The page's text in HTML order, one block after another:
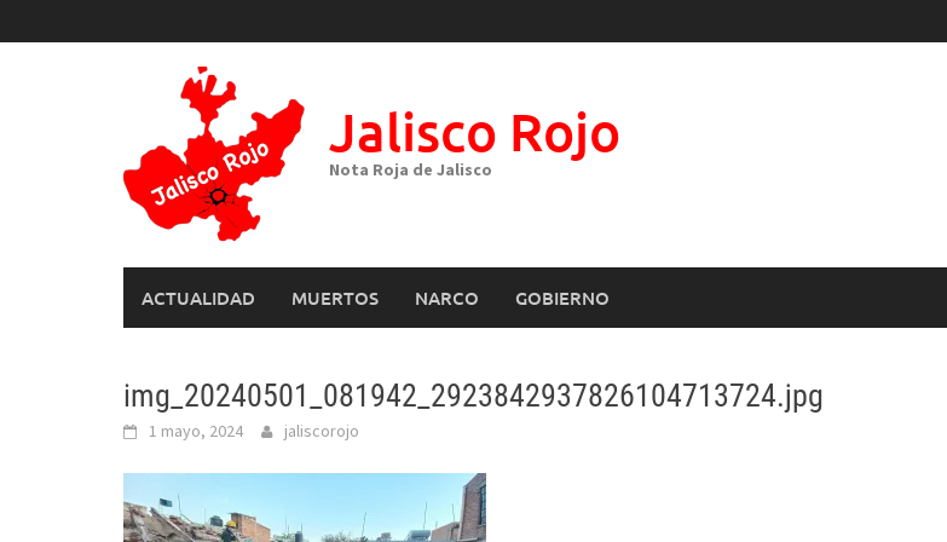
to
Jalisco Rojo
Nota Roja de Jalisco
ACTUALIDAD MUERTOS NARCO GOBIERNO
img_20240501_081942_2923842937826104713724.jpg
1 mayo, 2024 jaliscorojo